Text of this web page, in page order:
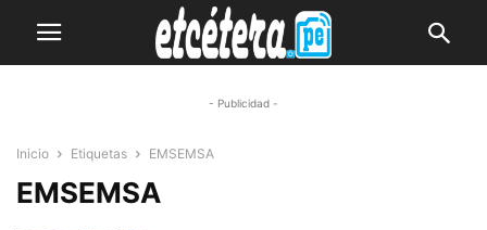
- Publicidad -
Inicio Etiquetas EMSEMSA
EMSEMSA